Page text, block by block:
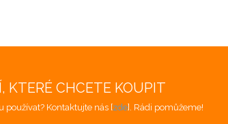
KTERÉ CHCETE KOUPIT
používat? Kontaktujte nás [zde]. Rádi pomůžeme!